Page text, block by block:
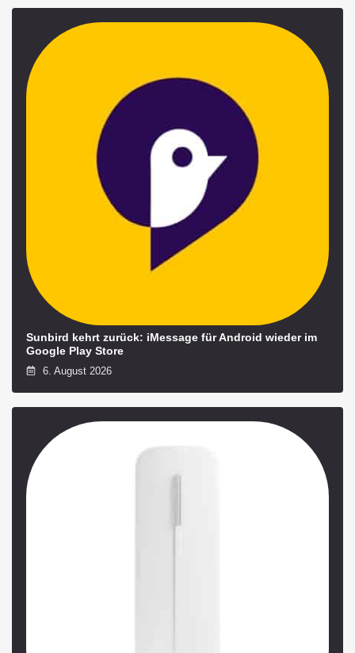
Sunbird kehrt zurück: iMessage für Android wieder im
Google Play Store
6. August 2026